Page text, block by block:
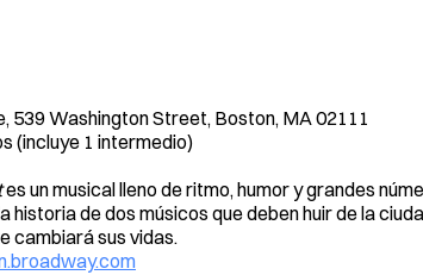
539 Washington Street, Boston, MA 02111
(incluye 1 intermedio)
es un musical lleno de ritmo, humor y grandes
historia de dos músicos que deben huir de la
cambiará sus vidas.